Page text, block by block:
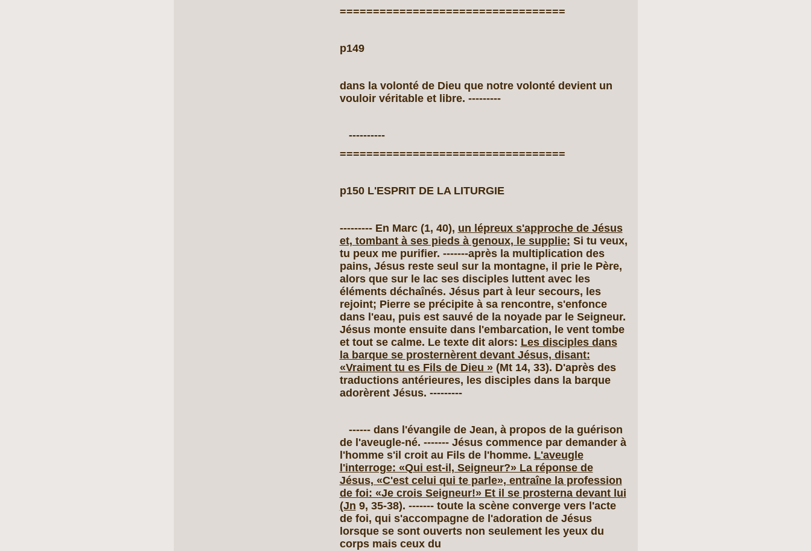
==================================
p149
dans la volonté de Dieu que notre volonté devient un
vouloir véritable et libre. ---------
----------
==================================
p150 L'ESPRIT DE LA LITURGIE
--------- En Marc (1, 40), un lépreux s'approche de Jésus
et, tombant à ses pieds à genoux, le supplie: Si tu veux,
tu peux me purifier. -------après la multiplication des
pains, Jésus reste seul sur la montagne, il prie le Père,
alors que sur le lac ses disciples luttent avec les
éléments déchaînés. Jésus part à leur secours, les
rejoint; Pierre se précipite à sa rencontre, s'enfonce
dans l'eau, puis est sauvé de la noyade par le Seigneur.
Jésus monte ensuite dans l'embarcation, le vent tombe
et tout se calme. Le texte dit alors: Les disciples dans
la barque se prosternèrent devant Jésus, disant:
«Vraiment tu es Fils de Dieu »(Mt 14, 33). D'après des
traductions antérieures, les disciples dans la barque
adorèrent Jésus. ---------
------ dans l'évangile de Jean, à propos de la guérison
de l'aveugle‑né. ------- Jésus commence par demander à
l'homme s'il croit au Fils de l'homme. L'aveugle
l'interroge: «Qui est‑il, Seigneur?» La réponse de
Jésus, «C'est celui qui te parle», entraîne la profession
de foi: «Je crois Seigneur!» Et il se prosterna devant lui
(Jn 9, 35‑38). ------- toute la scène converge vers l'acte
de foi, qui s'accompagne de l'adoration de Jésus
lorsque se sont ouverts non seulement les yeux du
corps mais ceux du